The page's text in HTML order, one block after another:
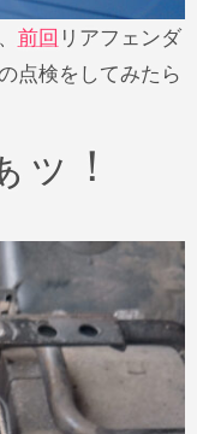
前回 リアフェンダ
点検をしてみたら
！